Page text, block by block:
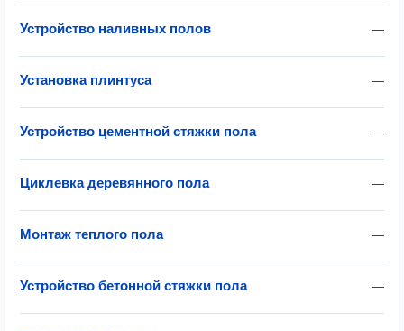
—
Устройство наливных полов
—
Установка плинтуса
—
Устройство цементной стяжки пола
—
Циклевка деревянного пола
—
Монтаж теплого пола
—
Устройство бетонной стяжки пола